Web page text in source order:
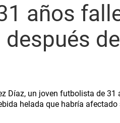
años
Díaz, un joven futbolista de
helada que habría afectado